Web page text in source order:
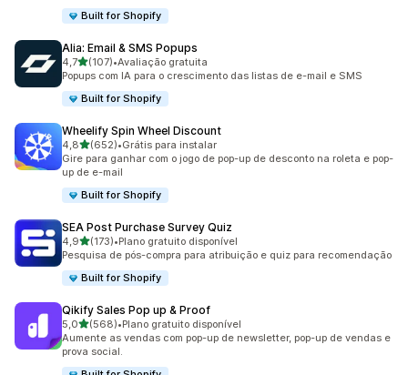
Built for Shopify
Alia: Email & SMS Popups
4,7de 5 estrelas
(107)
107 avaliações ao todo
•Avaliação gratuita
Popups com IA para o crescimento das listas de e-mail e SMS
Built for Shopify
Wheelify Spin Wheel Discount
4,8de 5 estrelas
(652)
652 avaliações ao todo
•Grátis para instalar
Gire para ganhar com o jogo de pop-up de desconto na roleta e pop-
up de e-mail
Built for Shopify
SEA Post Purchase Survey Quiz
4,9de 5 estrelas
(173)
173 avaliações ao todo
•Plano gratuito disponível
Pesquisa de pós-compra para atribuição e quiz para recomendação
Built for Shopify
Qikify Sales Pop up & Proof
5,0de 5 estrelas
(568)
568 avaliações ao todo
•Plano gratuito disponível
Aumente as vendas com pop-up de newsletter, pop-up de vendas e
prova social.